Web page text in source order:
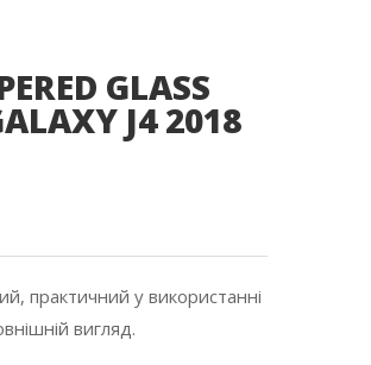
GLASS
J4 2018
практичний у використанні
вигляд.